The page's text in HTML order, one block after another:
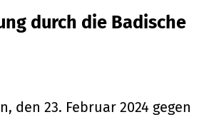
durch die Badische
den 23. Februar 2024 gegen